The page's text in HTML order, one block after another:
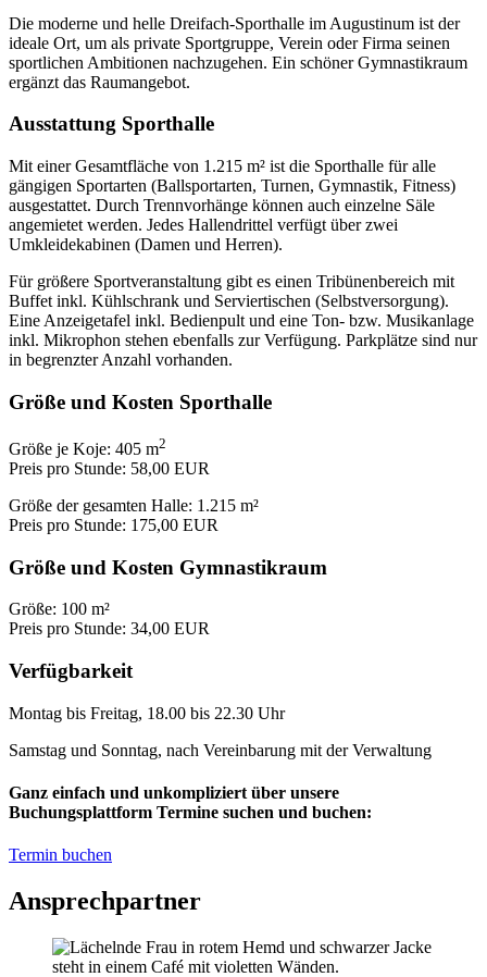
Die moderne und helle Dreifach-Sporthalle im Augustinum ist der
ideale Ort, um als private Sportgruppe, Verein oder Firma seinen
sportlichen Ambitionen nachzugehen. Ein schöner Gymnastikraum
ergänzt das Raumangebot.
Ausstattung Sporthalle
Mit einer Gesamtfläche von 1.215 m² ist die Sporthalle für alle
gängigen Sportarten (Ballsportarten, Turnen, Gymnastik, Fitness)
ausgestattet. Durch Trennvorhänge können auch einzelne Säle
angemietet werden. Jedes Hallendrittel verfügt über zwei
Umkleidekabinen (Damen und Herren).
Für größere Sportveranstaltung gibt es einen Tribünenbereich mit
Buffet inkl. Kühlschrank und Serviertischen (Selbstversorgung).
Eine Anzeigetafel inkl. Bedienpult und eine Ton- bzw. Musikanlage
inkl. Mikrophon stehen ebenfalls zur Verfügung. Parkplätze sind nur
in begrenzter Anzahl vorhanden.
Größe und Kosten Sporthalle
Größe je Koje: 405 m2
Preis pro Stunde: 58,00 EUR
Größe der gesamten Halle: 1.215 m²
Preis pro Stunde: 175,00 EUR
Größe und Kosten Gymnastikraum
Größe: 100 m²
Preis pro Stunde: 34,00 EUR
Verfügbarkeit
Montag bis Freitag, 18.00 bis 22.30 Uhr
Samstag und Sonntag, nach Vereinbarung mit der Verwaltung
Ganz einfach und unkompliziert über unsere
Buchungsplattform Termine suchen und buchen:
Termin buchen
Ansprechpartner